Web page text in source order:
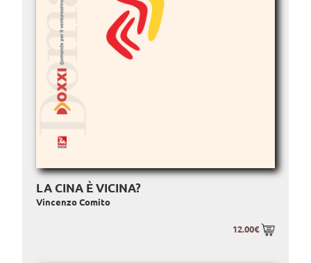
LA CINA È VICINA?
Vincenzo Comito
12.00€